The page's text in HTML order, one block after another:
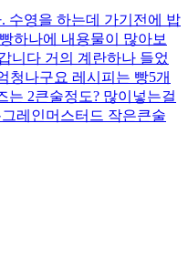
수영을 하는데 가기전에 밥
하나에 내용물이 많아보
니다 거의 계란하나 들었
청나구요 레시피는 빵5개
는 2큰술정도? 많이넣는걸
레인머스터드 작은큰술